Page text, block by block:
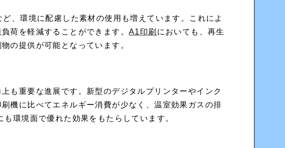
、環境に配慮した素材の使用も増えています。これによ
荷を軽減することができます。 A1印刷 においても、再生
の提供が可能となっています。
も重要な進展です。新型のデジタルプリンターやインク
機に比べてエネルギー消費が少なく、温室効果ガスの排
環境面で優れた効果をもたらしています。